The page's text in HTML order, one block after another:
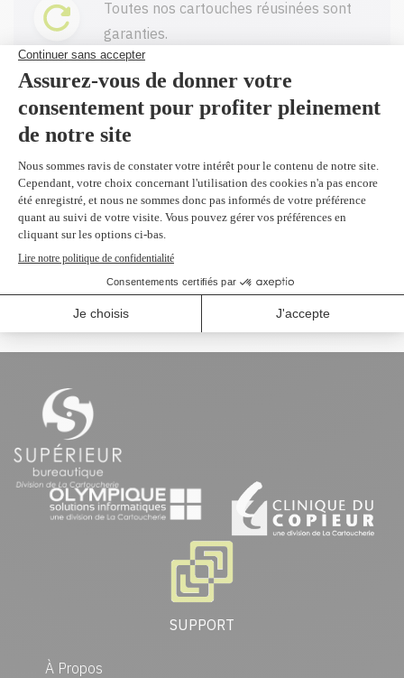
Toutes nos cartouches réusinées sont
garanties.
Livraison gratuite sur tout achat de
Profitez d'un rabais à l'achat de 2
produits identiques et plus.
SUPPORT
À Propos